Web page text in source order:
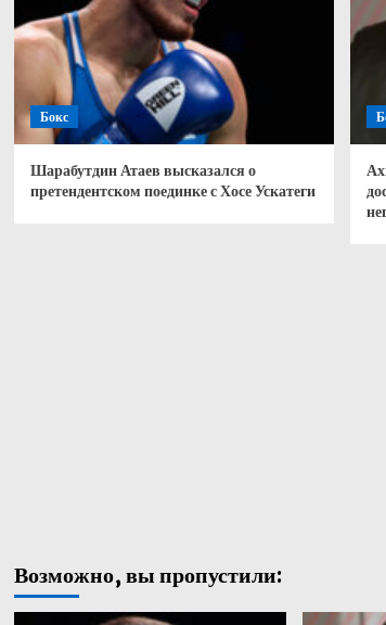
Бокс
Шарабутдин Атаев высказался о
претендентском поединке с Хосе Ускатеги
Возможно, вы пропустили: